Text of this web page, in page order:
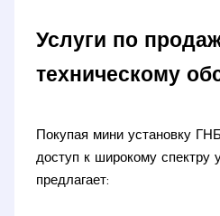
Услуги по
техническому
Покупая мини установку
доступ к широкому спектру
предлагает: